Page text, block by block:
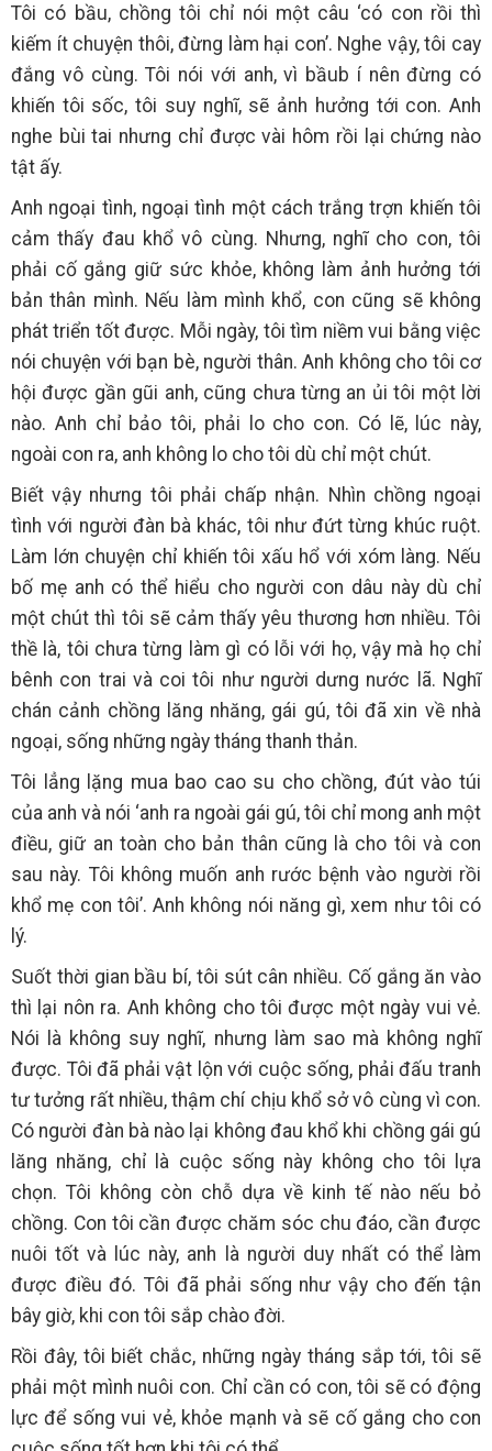
Tôi có bầu, chồng tôi chỉ nói một câu ‘có con rồi thì
kiếm ít chuyện thôi, đừng làm hại con’. Nghe vậy, tôi cay
đắng vô cùng. Tôi nói với anh, vì bầub í nên đừng có
khiến tôi sốc, tôi suy nghĩ, sẽ ảnh hưởng tới con. Anh
nghe bùi tai nhưng chỉ được vài hôm rồi lại chứng nào
tật ấy.
Anh ngoại tình, ngoại tình một cách trắng trợn khiến tôi
cảm thấy đau khổ vô cùng. Nhưng, nghĩ cho con, tôi
phải cố gắng giữ sức khỏe, không làm ảnh hưởng tới
bản thân mình. Nếu làm mình khổ, con cũng sẽ không
phát triển tốt được. Mỗi ngày, tôi tìm niềm vui bằng việc
nói chuyện với bạn bè, người thân. Anh không cho tôi cơ
hội được gần gũi anh, cũng chưa từng an ủi tôi một lời
nào. Anh chỉ bảo tôi, phải lo cho con. Có lẽ, lúc này,
ngoài con ra, anh không lo cho tôi dù chỉ một chút.
Biết vậy nhưng tôi phải chấp nhận. Nhìn chồng ngoại
tình với người đàn bà khác, tôi như đứt từng khúc ruột.
Làm lớn chuyện chỉ khiến tôi xấu hổ với xóm làng. Nếu
bố mẹ anh có thể hiểu cho người con dâu này dù chỉ
một chút thì tôi sẽ cảm thấy yêu thương hơn nhiều. Tôi
thề là, tôi chưa từng làm gì có lỗi với họ, vậy mà họ chỉ
bênh con trai và coi tôi như người dưng nước lã. Nghĩ
chán cảnh chồng lăng nhăng, gái gú, tôi đã xin về nhà
ngoại, sống những ngày tháng thanh thản.
Tôi lẳng lặng mua bao cao su cho chồng, đút vào túi
của anh và nói ‘anh ra ngoài gái gú, tôi chỉ mong anh một
điều, giữ an toàn cho bản thân cũng là cho tôi và con
sau này. Tôi không muốn anh rước bệnh vào người rồi
khổ mẹ con tôi’. Anh không nói năng gì, xem như tôi có
lý.
Suốt thời gian bầu bí, tôi sút cân nhiều. Cố gắng ăn vào
thì lại nôn ra. Anh không cho tôi được một ngày vui vẻ.
Nói là không suy nghĩ, nhưng làm sao mà không nghĩ
được. Tôi đã phải vật lộn với cuộc sống, phải đấu tranh
tư tưởng rất nhiều, thậm chí chịu khổ sở vô cùng vì con.
Có người đàn bà nào lại không đau khổ khi chồng gái gú
lăng nhăng, chỉ là cuộc sống này không cho tôi lựa
chọn. Tôi không còn chỗ dựa về kinh tế nào nếu bỏ
chồng. Con tôi cần được chăm sóc chu đáo, cần được
nuôi tốt và lúc này, anh là người duy nhất có thể làm
được điều đó. Tôi đã phải sống như vậy cho đến tận
bây giờ, khi con tôi sắp chào đời.
Rồi đây, tôi biết chắc, những ngày tháng sắp tới, tôi sẽ
phải một mình nuôi con. Chỉ cần có con, tôi sẽ có động
lực để sống vui vẻ, khỏe mạnh và sẽ cố gắng cho con